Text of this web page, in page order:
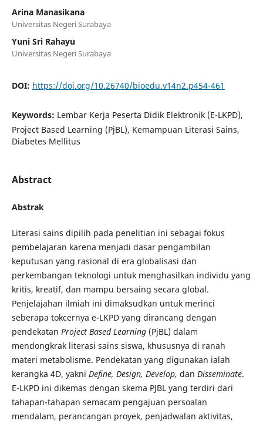
Arina Manasikana
Universitas Negeri Surabaya
Yuni Sri Rahayu
Universitas Negeri Surabaya
DOI: https://doi.org/10.26740/bioedu.v14n2.p454-461
Keywords: Lembar Kerja Peserta Didik Elektronik (E-LKPD),
Project Based Learning (PjBL), Kemampuan Literasi Sains,
Diabetes Mellitus
Abstract
Abstrak
Literasi sains dipilih pada penelitian ini sebagai fokus
pembelajaran karena menjadi dasar pengambilan
keputusan yang rasional di era globalisasi dan
perkembangan teknologi untuk menghasilkan individu yang
kritis, kreatif, dan mampu bersaing secara global.
Penjelajahan ilmiah ini dimaksudkan untuk merinci
seberapa tokcernya e-LKPD yang dirancang dengan
pendekatan Project Based Learning(PjBL) dalam
mendongkrak literasi sains siswa, khususnya di ranah
materi metabolisme. Pendekatan yang digunakan ialah
kerangka 4D, yakni Define, Design, Develop, dan Disseminate.
E-LKPD ini dikemas dengan skema PJBL yang terdiri dari
tahapan-tahapan semacam pengajuan persoalan
mendalam, perancangan proyek, penjadwalan aktivitas,